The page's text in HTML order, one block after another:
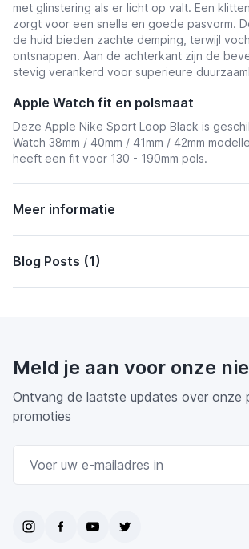
met glinstering als er licht op valt. Een
zorgt voor een snelle en goede pasvorm.
de huid bieden zachte demping, terwijl
ontsnappen. Aan de achterkant zijn de
stevig verankerd voor superieure
Apple Watch fit en polsmaat
Deze Apple Nike Sport Loop Black is
Watch 38mm / 40mm / 41mm / 42mm
heeft een fit voor 130 - 190mm pols.
Meer informatie
Blog Posts (1)
Meld je aan voor onze
Ontvang de laatste updates over onze
promoties